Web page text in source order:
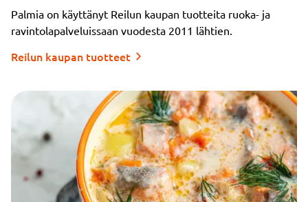
Palmia on käyttänyt Reilun kaupan tuotteita ruoka- ja
ravintolapalveluissaan vuodesta 2011 lähtien.
Reilun kaupan tuotteet